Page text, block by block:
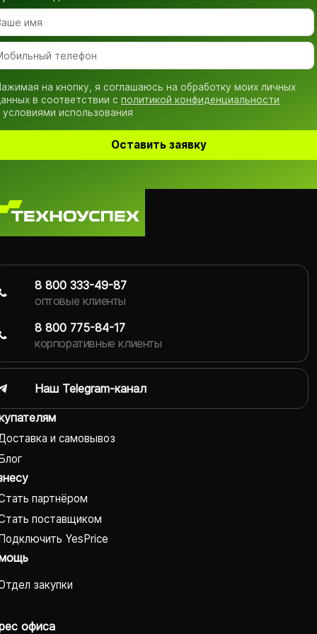
на кнопку, я соглашаюсь на обработку моих личных
в соответствии с политикой конфиденциальности
условиями использования
Оставить заявку
и самовывоз
партнёром
поставщиком
YesPrice
закупки
офиса
8 800 333-49-87
оптовые клиенты
8 800 775-84-17
корпоративные клиенты
Наш Telegram-канал